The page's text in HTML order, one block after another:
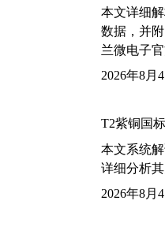
本文详细
数据，并
兰微电子
2026年8月4
T2紫铜国
本文系统
详细分析
2026年8月4